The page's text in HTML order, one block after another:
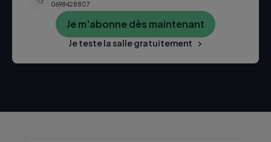
0698428807
Je m'abonne dès maintenant
Je teste la salle gratuitement